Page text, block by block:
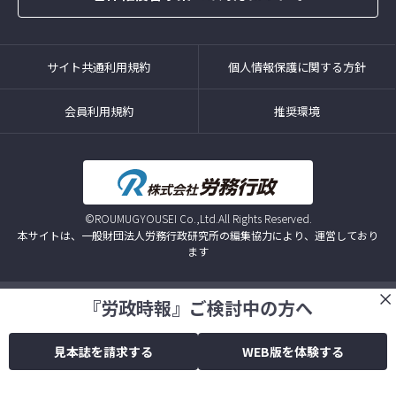
サイト共通利用規約 個人情報保護に関する方針
会員利用規約 推奨環境
©ROUMUGYOUSEI Co.,Ltd.All Rights Reserved.
本サイトは、一般財団法人労務行政研究所の編集協力により、運営しており
ます
『労政時報』ご検討中の方へ
見本誌を請求する WEB版を体験する